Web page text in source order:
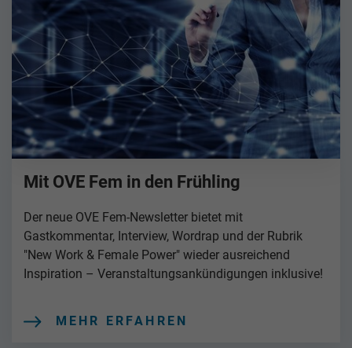
Mit OVE Fem in den Frühling
Der neue OVE Fem-Newsletter bietet mit
Gastkommentar, Interview, Wordrap und der Rubrik
"New Work & Female Power" wieder ausreichend
Inspiration – Veranstaltungsankündigungen inklusive!
MEHR ERFAHREN